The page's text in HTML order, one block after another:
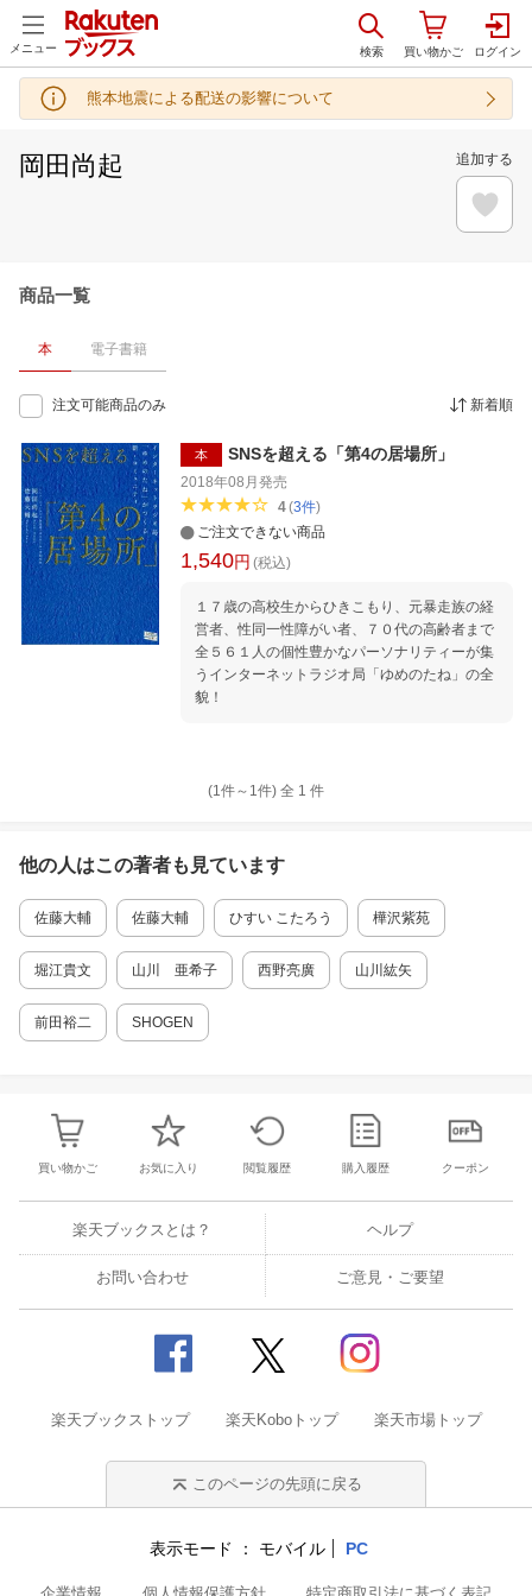
メニュー
熊本地震による配送の影響について
岡田尚起 追加する
商品一覧
本 電子書籍
注文可能商品のみ 新着順
本 SNSを超える「第4の居場所」
2018年08月 発売
4(3件)
ご注文できない商品
1,540円 (税込)
１７歳の高校生からひきこもり、元暴走族の経
営者、性同一性障がい者、７０代の高齢者まで
全５６１人の個性豊かなパーソナリティーが集
うインターネットラジオ局「ゆめのたね」の全
貌！
(1件～ 1件) 全 1 件
他の人はこの著者も見ています
佐藤大輔 佐藤大輔 ひすい こたろう 樺沢紫苑
堀江貴文 山川 亜希子 西野亮廣 山川紘矢
前田裕二 SHOGEN
買い物かご お気に入り 閲覧履歴 購入履歴 クーポン
楽天ブックスとは？ ヘルプ
お問い合わせ ご意見・ご要望
楽天ブックストップ 楽天Koboトップ 楽天市場トップ
このページの先頭に戻る
表示モード モバイル PC